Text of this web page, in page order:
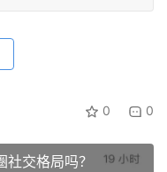
0 0
交格局吗？